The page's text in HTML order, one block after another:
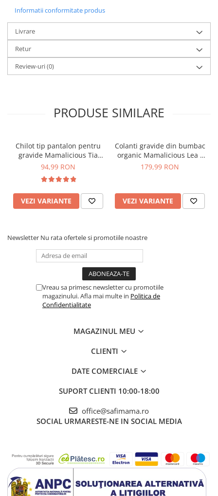
Informatii conformitate produs
Livrare
Retur
Review-uri(0)
PRODUSE SIMILARE
Chilot tip pantalon pentru
gravide Mamalicious Tia
crem
94,99 RON
VEZI VARIANTE
Colanti gravide din bumbac
organic Mamalicious Lea -
set 2 bucati
179,99 RON
VEZI VARIANTE
Newsletter Nu rata ofertele si promotiile noastre
Vreau sa primesc newsletter cu promotiile
magazinului. Afla mai multe in Politica de
Confidentialitate
MAGAZINUL MEU
CLIENTI
DATE COMERCIALE
SUPORT CLIENTI 10:00-18:00
office@safimama.ro
SOCIAL URMARESTE-NE IN SOCIAL MEDIA